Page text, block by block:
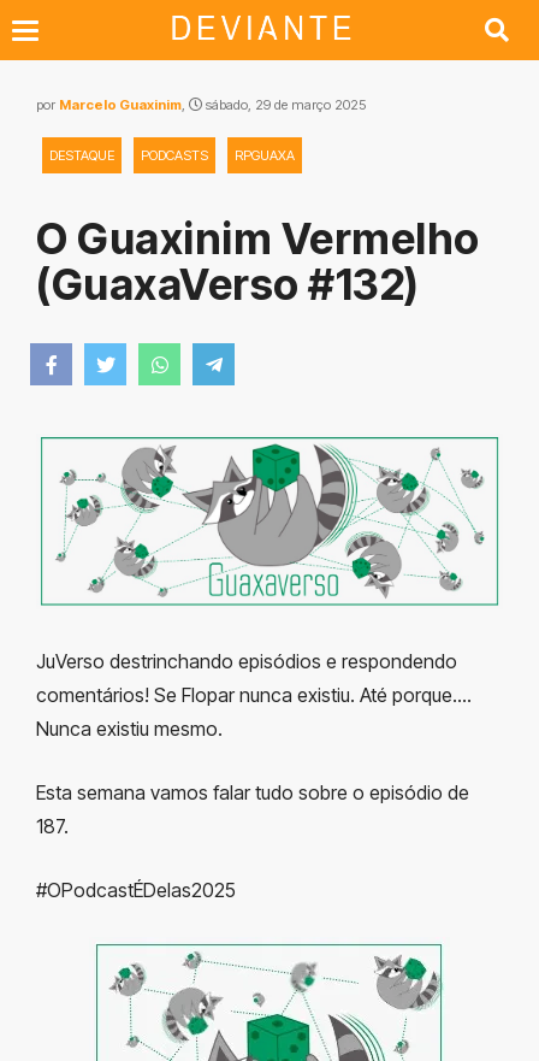
por Marcelo Guaxinim, sábado, 29 de março 2025
DESTAQUE PODCASTS RPGUAXA
O Guaxinim Vermelho
(GuaxaVerso #132)
JuVerso destrinchando episódios e respondendo
comentários! Se Flopar nunca existiu. Até porque….
Nunca existiu mesmo.
Esta semana vamos falar tudo sobre o episódio de
187.
#OPodcastÉDelas2025